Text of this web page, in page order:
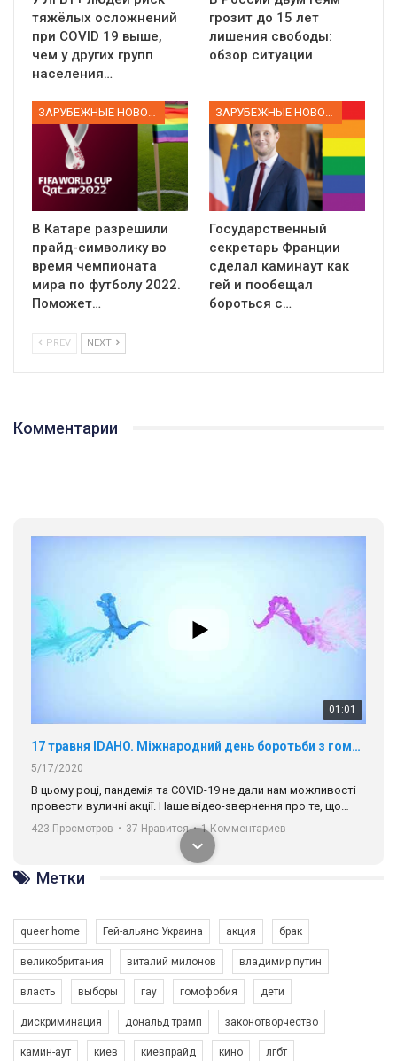
тяжёлых осложнений
при COVID 19 выше,
чем у других групп
населения…
грозит до 15 лет
лишения свободы:
обзор ситуации
ЗАРУБЕЖНЫЕ НОВОСТИ
В Катаре разрешили
прайд-символику во
время чемпионата
мира по футболу 2022.
Поможет…
ЗАРУБЕЖНЫЕ НОВОСТИ
Государственный
секретарь Франции
сделал каминаут как
гей и пообещал
бороться с…
PREV NEXT
Комментарии
01:01
17 травня IDAHO. Міжнародний день боротьби з гомофобією трансфобією і біфобія.
5/17/2020
В цьому році, пандемія та COVІD-19 не дали нам можливості
провести вуличні акції. Наше відео-звернення про те, що
навіть коли ми у різних містах та не можемо зустрінеться, ми
разом. Ми закликаємо всіх хто поділяє цінності рівності та
солідарності, приєднатися до нас. Регіональні підрозділи
ГАУ є в 16 областях України.
Разом наш голос лунає гучніше!
423 Просмотров • 37 Нравится • 1 Комментариев
Метки
queer home Гей-альянс Украина акция брак
великобритания виталий милонов владимир путин
власть выборы гау гомофобия дети
дискриминация дональд трамп законотворчество
камин-аут киев киевпрайд кино лгбт